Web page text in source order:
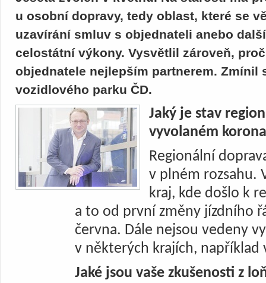
u osobní dopravy, tedy oblast, které se
uzavírání smluv s objednateli anebo
celostátní výkony. Vysvětlil zároveň,
objednatele nejlepším partnerem. Zmínil
vozidlového parku ČD.
Jaký je stav
vyvolaném
Regionální
v plném rozsahu.
kraj, kde došlo k
a to od první změny jízdního
června. Dále nejsou vedeny
v některých krajích, například
Jaké jsou vaše zkušenosti z